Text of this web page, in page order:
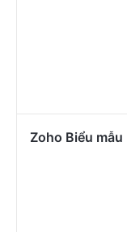
Zoho Biểu mẫu